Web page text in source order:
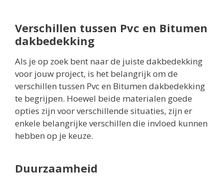
Verschillen tussen Pvc en Bitumen
dakbedekking
Als je op zoek bent naar de juiste dakbedekking
voor jouw project, is het belangrijk om de
verschillen tussen Pvc en Bitumen dakbedekking
te begrijpen. Hoewel beide materialen goede
opties zijn voor verschillende situaties, zijn er
enkele belangrijke verschillen die invloed kunnen
hebben op je keuze.
Duurzaamheid